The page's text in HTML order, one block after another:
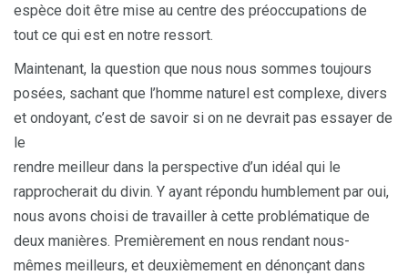
espèce doit être mise au centre des préoccupations de
tout ce qui est en notre ressort.
Maintenant, la question que nous nous sommes toujours
posées, sachant que l’homme naturel est complexe, divers
et ondoyant, c’est de savoir si on ne devrait pas essayer de
le
rendre meilleur dans la perspective d’un idéal qui le
rapprocherait du divin. Y ayant répondu humblement par oui,
nous avons choisi de travailler à cette problématique de
deux manières. Premièrement en nous rendant nous-
mêmes meilleurs, et deuxièmement en dénonçant dans